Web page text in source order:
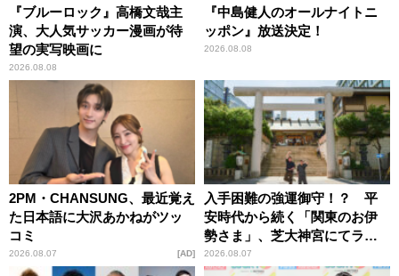
『ブルーロック』高橋文哉主
演、大人気サッカー漫画が待
望の実写映画に
2026.08.08
『中島健人のオールナイトニ
ッポン』放送決定！
2026.08.08
2PM・CHANSUNG、最近覚え
た日本語に大沢あかねがツッ
コミ
2026.08.07 AD
入手困難の強運御守！？ 平
安時代から続く「関東のお伊
勢さま」、芝大神宮にてラン
パンプスが合格祈願！
2026.08.07